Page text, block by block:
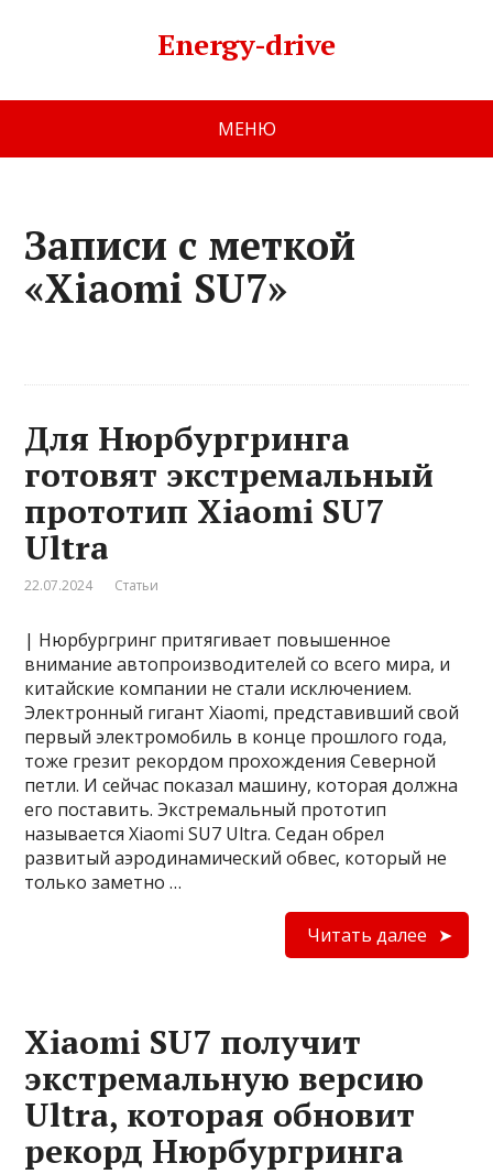
Energy-drive
МЕНЮ
Записи с меткой
«Xiaomi SU7»
Для Нюрбургринга
готовят экстремальный
прототип Xiaomi SU7
Ultra
22.07.2024 Статьи
| Нюрбургринг притягивает повышенное
внимание автопроизводителей со всего мира, и
китайские компании не стали исключением.
Электронный гигант Xiaomi, представивший свой
первый электромобиль в конце прошлого года,
тоже грезит рекордом прохождения Северной
петли. И сейчас показал машину, которая должна
его поставить. Экстремальный прототип
называется Xiaomi SU7 Ultra. Седан обрел
развитый аэродинамический обвес, который не
только заметно …
Читать далее
Xiaomi SU7 получит
экстремальную версию
Ultra, которая обновит
рекорд Нюрбургринга